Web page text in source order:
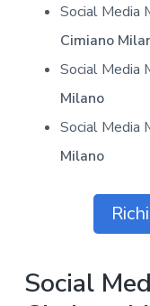
Social Media
Cimiano
Social Media
Milano
Social Media
Milano
Social